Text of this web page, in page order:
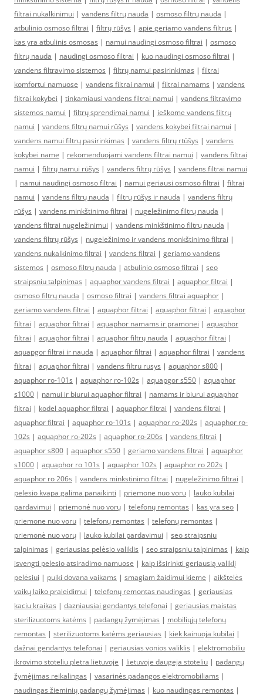
filtrai nukalkinimui | vandens filtrų nauda | osmoso filtrų nauda |
atbulinio osmoso filtrai | filtrų rūšys | apie geriamo vandens filtrus |
kas yra atbulinis osmosas | namui naudingi osmoso filtrai | osmoso
filtrų nauda | naudingi osmoso filtrai | kuo naudingi osmoso filtrai |
vandens filtravimo sistemos | filtrų namui pasirinkimas | filtrai
komfortui namuose | vandens filtrai namui | filtrai namams | vandens
filtrai kokybei | tinkamiausi vandens filtrai namui | vandens filtravimo
sistemos namui | filtrų sprendimai namui | ieškome vandens filtrų
namui | vandens filtrų namui rūšys | vandens kokybei filtrai namui |
vandens namui filtrų pasirinkimas | vandens filtrų rtūšys | vandens
kokybei name | rekomenduojami vandens filtrai namui | vandens filtrai
namui | filtrų namui rūšys | vandens filtrų rūšys | vandens filtrai namui
| namui naudingi osmoso filtrai | namui geriausi osmoso filtrai | filtrai
namui | vandens filtrų nauda | filtrų rūšys ir nauda | vandens filtrų
rūšys | vandens minkštinimo filtrai | nugeležinimo filtrų nauda |
vandens filtrai nugeležinimui | vandens minkštinimo filtrų nauda |
vandens filtrų rūšys | nugeležinimo ir vandens monkštinimo filtrai |
vandens nukalkinimo filtrai | vandens filtrai | geriamo vandens
sistemos | osmoso filtrų nauda | atbulinio osmoso filtrai | seo
straipsniu talpinimas | aquaphor vandens filtrai | aquaphor filtrai |
osmoso filtrų nauda | osmoso filtrai | vandens filtrai aquaphor |
geriamo vandens filtrai | aquaphor filtrai | aquaphor filtrai | aquaphor
filtrai | aquaphor filtrai | aquaphor namams ir pramonei | aquaphor
filtrai | aquaphor filtrai | aquaphor filtrų nauda | aquaphor filtrai |
aquapgor filtrai ir nauda | aquaphor filtrai | aquaphor filtrai | vandens
filtrai | aquaphor filtrai | vandens filtru rusys | aquaphor s800 |
aquaphor ro-101s | aquaphor ro-102s | aquapgor s550 | aquaphor
s1000 | namui ir biurui aquaphor filtrai | namams ir biurui aquaphor
filtrai | kodel aquaphor filtrai | aquaphor filtrai | vandens filtrai |
aquaphor filtrai | aquaphor ro-101s | aquaphor ro-202s | aquaphor ro-
102s | aquaphor ro-202s | aquaphor ro-206s | vandens filtrai |
aquaphor s800 | aquaphor s550 | geriamo vandens filtrai | aquaphor
s1000 | aquaphor ro 101s | aquaphor 102s | aquaphor ro 202s |
aquaphor ro 206s | vandens minkstinimo filtrai | nugeležinimo filtrai |
pelesio kvapa galima panaikinti | priemone nuo voru | lauko kubilai
pardavimui | priemonė nuo vorų | telefonų remontas | kas yra seo |
priemone nuo voru | telefonų remontas | telefonų remontas |
priemonė nuo vorų | lauko kubilai pardavimui | seo straipsniu
talpinimas | geriausias pelėsio valiklis | seo straipsniu talpinimas | kaip
isvengti pelesio atsiradimo namuose | kaip išsirinkti geriausią valiklį
pelėsiui | puiki dovana vaikams | smagiam žaidimui kieme | aikštelės
vaikų laiko praleidimui | telefonų remontas naudingas | geriausias
kaciu kraikas | dazniausiai gendantys telefonai | geriausias maistas
sterilizuotoms katėms | padangų žymėjimas | mobiliųjų telefonų
remontas | sterilizuotoms katėms geriausias | kiek kainuoja kubilai |
dažnai gendantys telefonai | geriausias vonios valiklis | elektromobiliu
ikrovimo stoteliu pletra lietuvoje | lietuvoje daugeja stoteliu | padangų
žymėjimas reikalingas | vasarinės padangos elektromobiliams |
naudingas žieminių padangų žymėjimas | kuo naudingas remontas |